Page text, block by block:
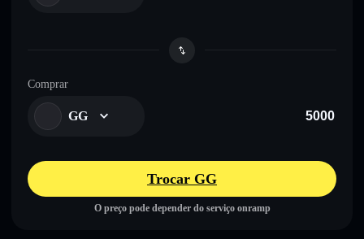
Comprar
GG
Trocar GG
O preço pode depender do serviço onramp